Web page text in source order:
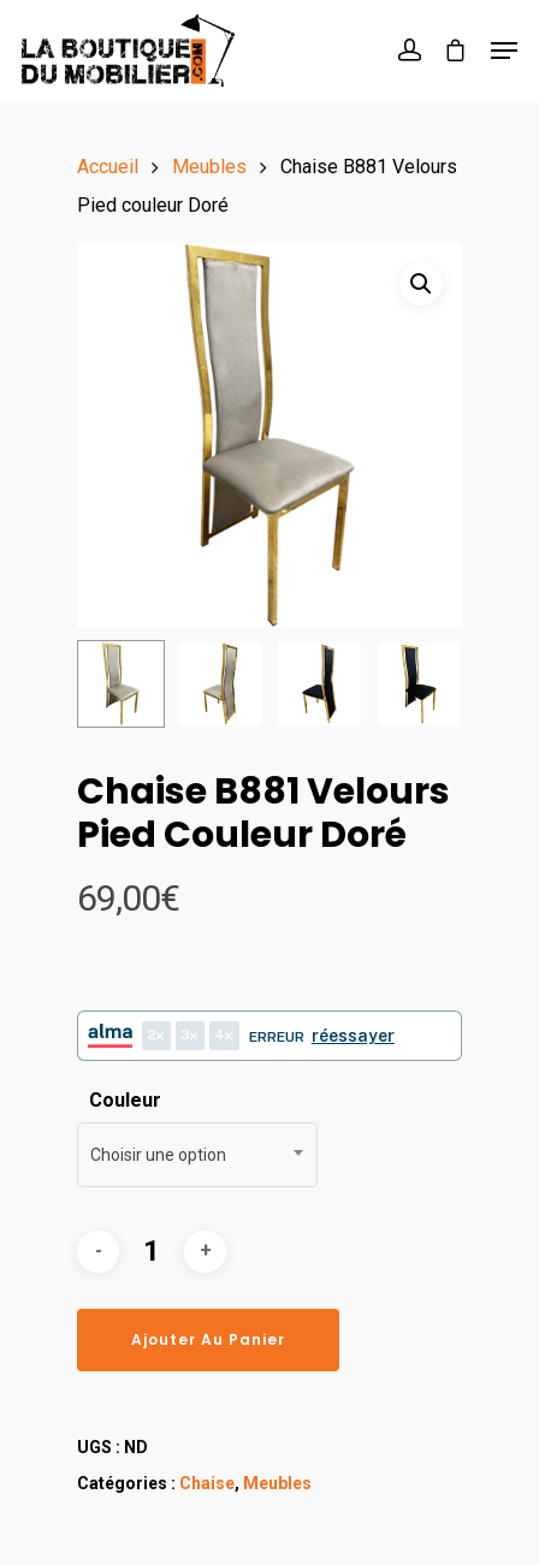
Accueil Meubles
Chaise B881 Velours
Pied couleur Doré
Chaise B881 Velours
Pied Couleur Doré
69,00€
2 3 4 ERREUR réessayer
Couleur
Choisir une option
Ajouter Au Panier
UGS : ND
Catégories : Chaise, Meubles